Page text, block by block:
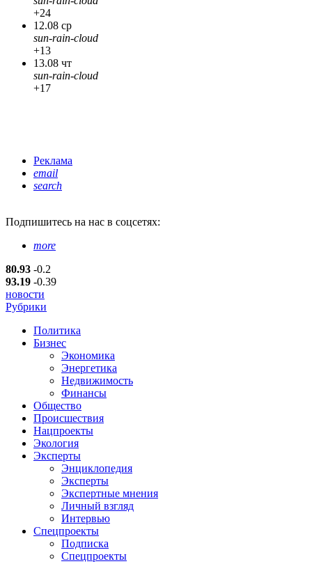
+24
12.08 ср
sun-rain-cloud
+13
13.08 чт
sun-rain-cloud
+17
Реклама
email
search
Подпишитесь на нас в соцсетях:
more
80.93 -0.2
93.19 -0.39
новости
Рубрики
Политика
Бизнес
Экономика
Энергетика
Недвижимость
Финансы
Общество
Происшествия
Нацпроекты
Экология
Эксперты
Энциклопедия
Эксперты
Экспертные мнения
Личный взгляд
Интервью
Спецпроекты
Подписка
Спецпроекты